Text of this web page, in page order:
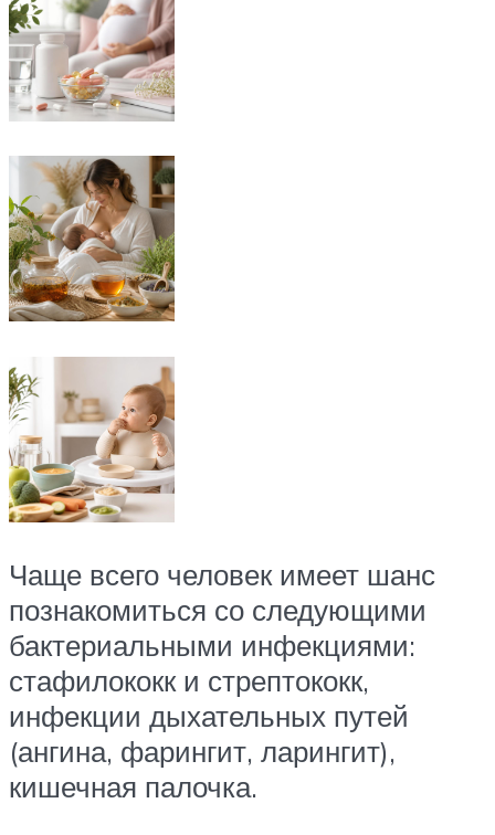
Чаще всего человек имеет шанс
познакомиться со следующими
бактериальными инфекциями:
стафилококк и стрептококк,
инфекции дыхательных путей
(ангина, фарингит, ларингит),
кишечная палочка.